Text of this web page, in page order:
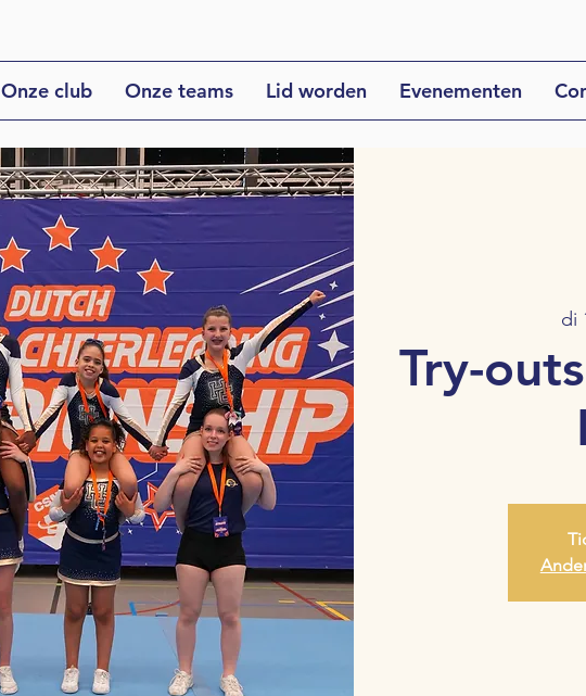
Onze club Onze teams Lid worden Evenementen
di
Try-